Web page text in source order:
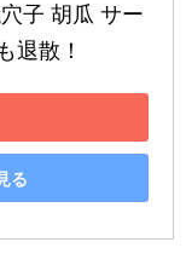
子 胡瓜 サー
退散！
る